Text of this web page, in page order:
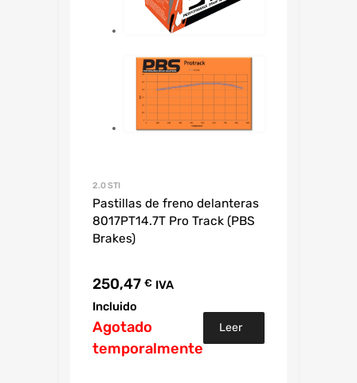
2.0 STI
Pastillas de freno delanteras
8017PT14.7T Pro Track (PBS
Brakes)
250,47 € IVA
Incluido
Agotado
temporalmente
Leer